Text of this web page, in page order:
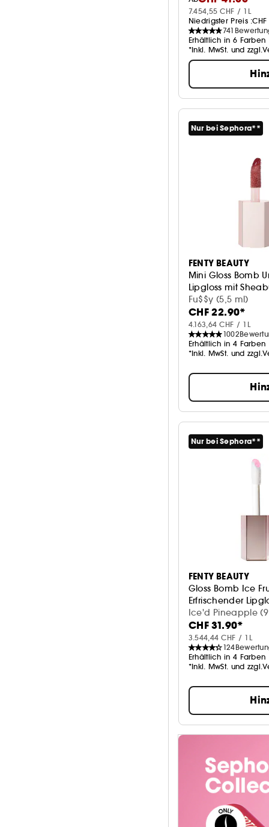
7.454,55 CHF / 1L
Niedrigster Preis :CHF
741
Erhältlich in 6 Farben
*Inkl. MwSt. und
Nur bei Sephora**
FENTY BEAUTY
Mini Gloss Bomb
Lipgloss mit
Fu$$y (5,5 ml)
CHF 22.90*
4.163,64 CHF / 1L
1002
Erhältlich in 4 Farben
*Inkl. MwSt. und
Nur bei Sephora**
FENTY BEAUTY
Gloss Bomb Ice
Erfrischender
Ice'd Pineapple
CHF 31.90*
3.544,44 CHF / 1L
124
Erhältlich in 4 Farben
*Inkl. MwSt. und